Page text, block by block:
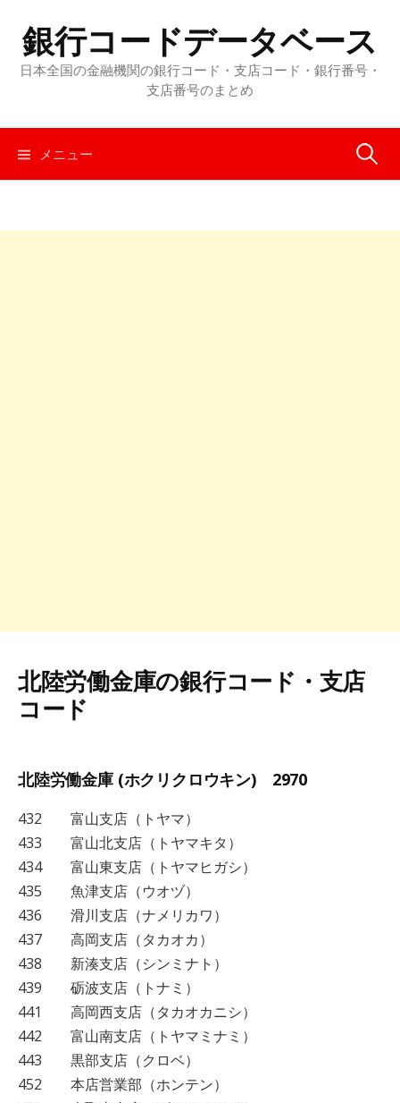
へ
キ
プ
銀行コードデータベース
日本全国の金融機関の銀行コード・支店コード・銀行番号・
支店番号のまとめ
メニュー 検
北陸労働金庫の銀行コード・支店
コード
北陸労働金庫 (ホクリクロウキン) 2970
432 富山支店（トヤマ）
433 富山北支店（トヤマキタ）
434 富山東支店（トヤマヒガシ）
435 魚津支店（ウオヅ）
436 滑川支店（ナメリカワ）
437 高岡支店（タカオカ）
438 新湊支店（シンミナト）
439 砺波支店（トナミ）
441 高岡西支店（タカオカニシ）
442 富山南支店（トヤマミナミ）
443 黒部支店（クロベ）
452 本店営業部（ホンテン）